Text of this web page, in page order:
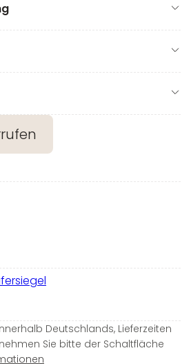
Deutschlands, Lieferzeiten
Sie bitte der Schaltfläche